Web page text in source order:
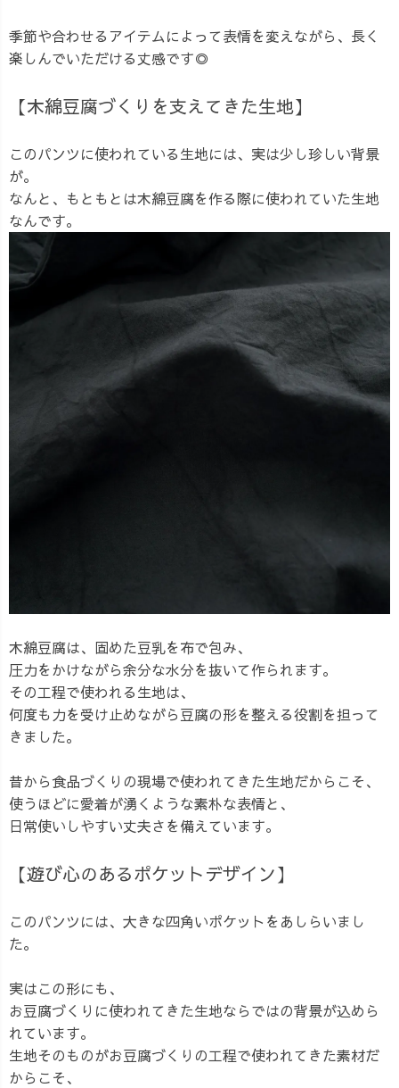
季節や合わせるアイテムによって表情を変えながら、長く
楽しんでいただける丈感です◎
【木綿豆腐づくりを支えてきた生地】
このパンツに使われている生地には、実は少し珍しい背景
が。
なんと、もともとは木綿豆腐を作る際に使われていた生地
なんです。
木綿豆腐は、固めた豆乳を布で包み、
圧力をかけながら余分な水分を抜いて作られます。
その工程で使われる生地は、
何度も力を受け止めながら豆腐の形を整える役割を担って
きました。
昔から食品づくりの現場で使われてきた生地だからこそ、
使うほどに愛着が湧くような素朴な表情と、
日常使いしやすい丈夫さを備えています。
【遊び心のあるポケットデザイン】
このパンツには、大きな四角いポケットをあしらいまし
た。
実はこの形にも、
お豆腐づくりに使われてきた生地ならではの背景が込めら
れています。
生地そのものがお豆腐づくりの工程で使われてきた素材だ
からこそ、